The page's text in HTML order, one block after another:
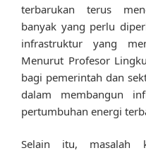
terbarukan terus
banyak yang perlu
infrastruktur yang
Menurut Profesor
bagi pemerintah dan
dalam membangun
pertumbuhan energi
Selain itu, masalah